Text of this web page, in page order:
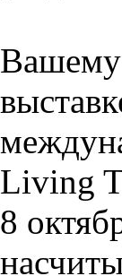
Вашему
Living
8